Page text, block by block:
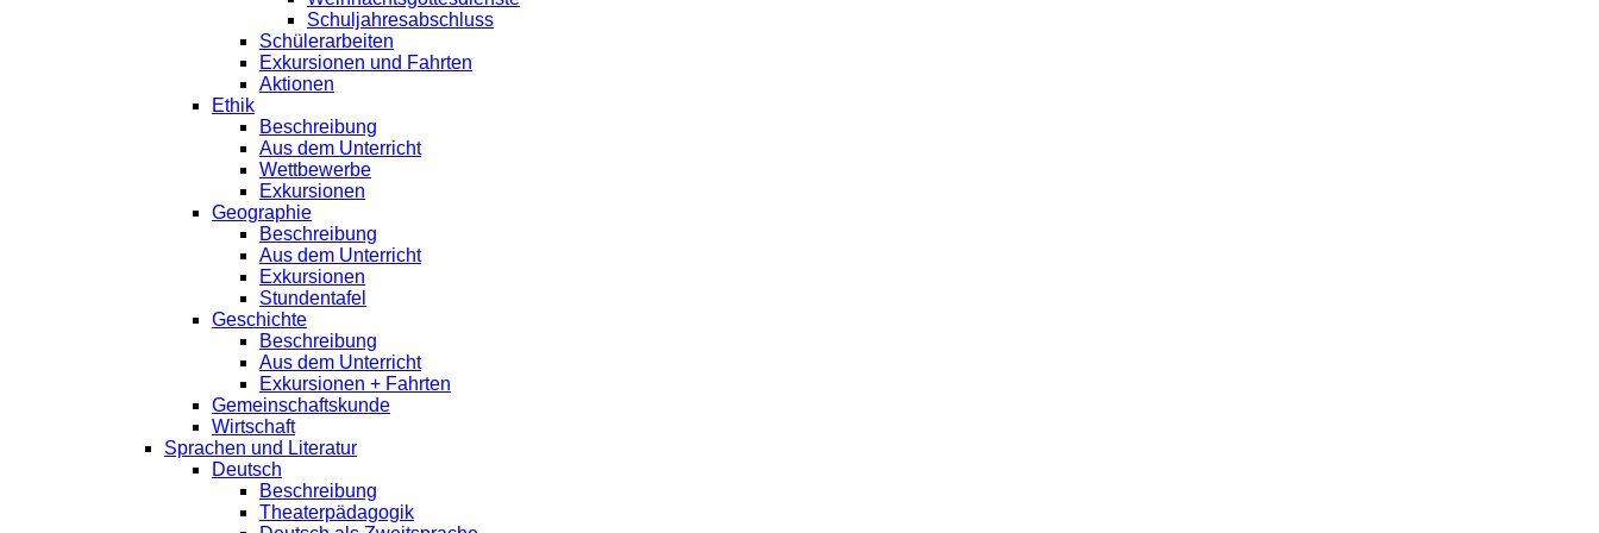
Schuljahresabschluss
Schülerarbeiten
Exkursionen und Fahrten
Aktionen
Ethik
Beschreibung
Aus dem Unterricht
Wettbewerbe
Exkursionen
Geographie
Beschreibung
Aus dem Unterricht
Exkursionen
Stundentafel
Geschichte
Beschreibung
Aus dem Unterricht
Exkursionen + Fahrten
Gemeinschaftskunde
Wirtschaft
Sprachen und Literatur
Deutsch
Beschreibung
Theaterpädagogik